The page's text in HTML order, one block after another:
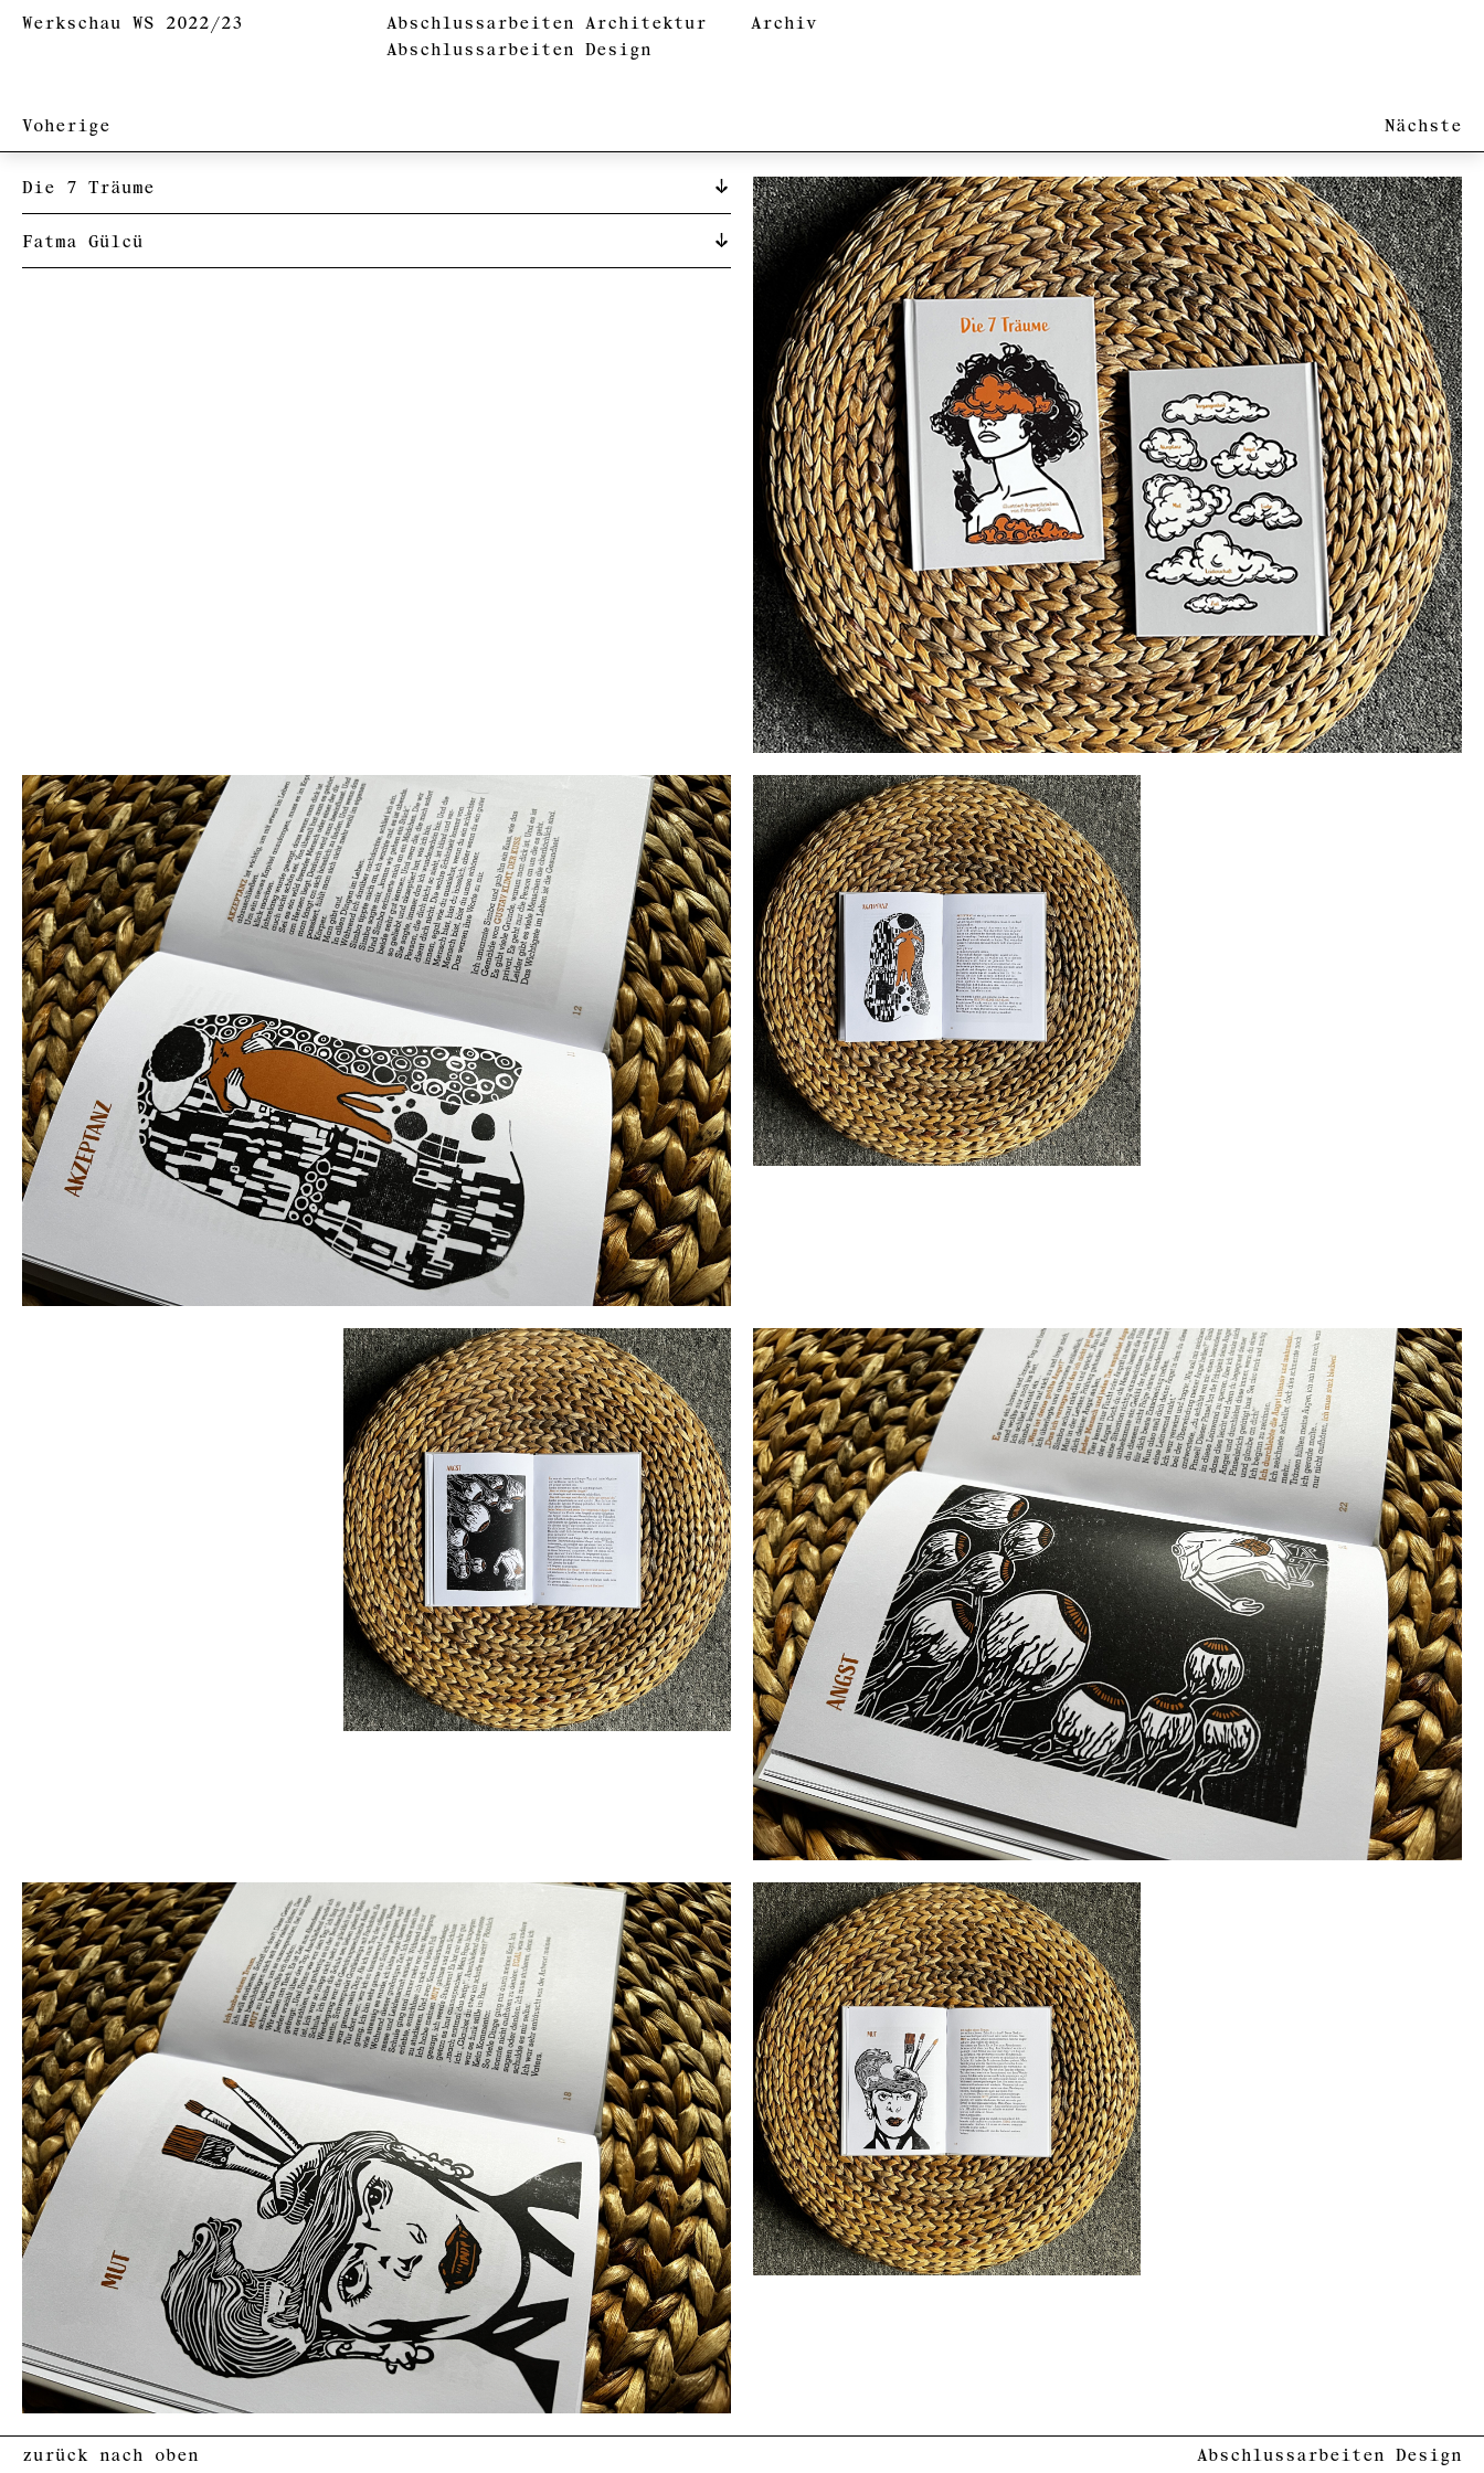
Werkschau WS 2022/23
Abschlussarbeiten Architektur
Abschlussarbeiten Design
Archiv
Voherige Nächste
Die 7 Träume
Fatma Gülcü
zurück nach oben Abschlussarbeiten Design